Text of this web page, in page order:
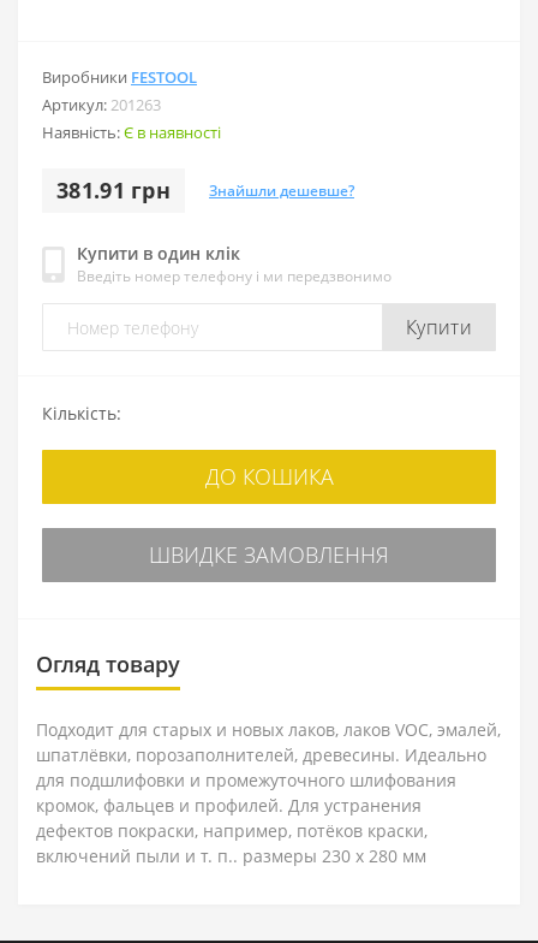
Виробники FESTOOL
Артикул:201263
Наявність:Є в наявності
381.91 грн Знайшли дешевше?
Купити в один клік
Введіть номер телефону і ми передзвонимо
Купити
Кількість:
ДО КОШИКА
ШВИДКЕ ЗАМОВЛЕННЯ
Огляд товару
Подходит для старых и новых лаков, лаков VOC, эмалей,
шпатлёвки, порозаполнителей, древесины. Идеально
для подшлифовки и промежуточного шлифования
кромок, фальцев и профилей. Для устранения
дефектов покраски, например, потёков краски,
включений пыли и т. п.. размеры 230 x 280 мм